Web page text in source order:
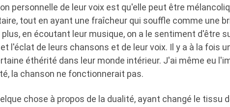
personnelle de leur voix est qu'elle peut être
tout en ayant une fraîcheur qui souffle comme une
plus, en écoutant leur musique, on a le sentiment d'être
l'éclat de leurs chansons et de leur voix. Il y a à la fois
éthérité dans leur monde intérieur. J'ai même eu
la chanson ne fonctionnerait pas.
chose à propos de la dualité, ayant changé le tissu